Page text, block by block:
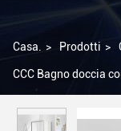
Casa. > Prodotti >
CCC Bagno doccia